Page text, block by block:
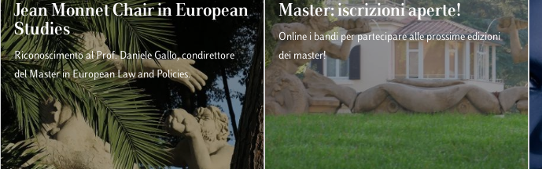
Jean Monnet Chair in European
Studies
Riconoscimento al Prof. Daniele Gallo, condirettore
del Master in European Law and Policies.
Master: iscrizioni aperte!
Online i bandi per partecipare alle prossime edizioni
dei master!